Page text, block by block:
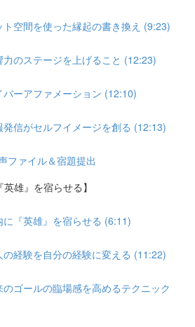
空間を使った縁起の書き換え (9:23)
のステージを上げること (12:23)
ーアファメーション (12:10)
信がセルフイメージを創る (12:13)
ァイル＆宿題提出
雄』を宿らせる】
『英雄』を宿らせる (6:11)
経験を自分の経験に変える (11:22)
ゴールの臨場感を高めるテクニック